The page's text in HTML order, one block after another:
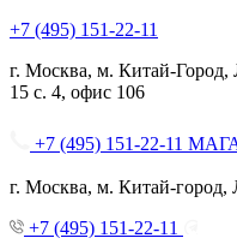
+7 (495) 151-22-11
г. Москва, м. Китай-Город,
15 с. 4, офис 106
+7 (495) 151-22-11
г. Москва, м. Китай-город,
+7 (495) 151-22-11